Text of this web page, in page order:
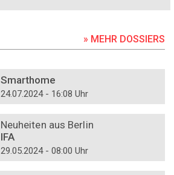
» MEHR DOSSIERS
Smarthome
24.07.2024 - 16:08 Uhr
Neuheiten aus Berlin
IFA
29.05.2024 - 08:00 Uhr